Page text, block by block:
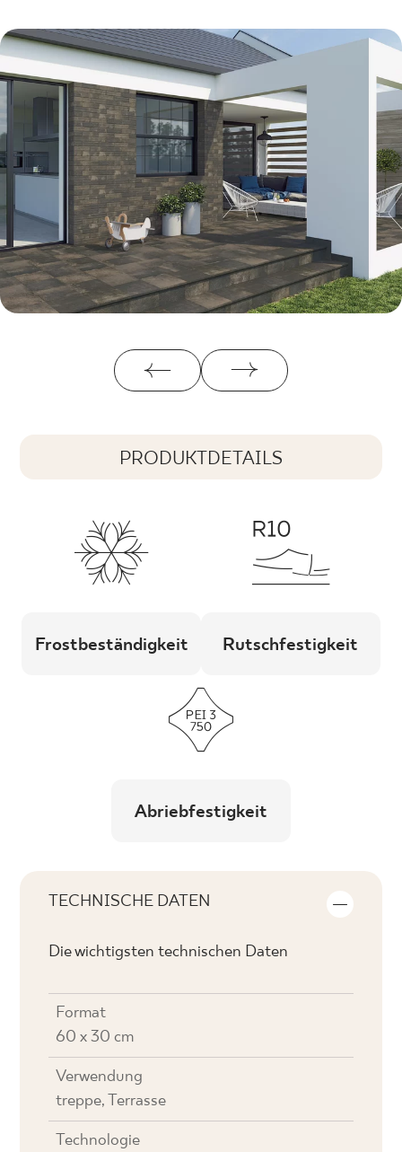
PRODUKTDETAILS
Frostbeständigkeit Rutschfestigkeit
Abriebfestigkeit
TECHNISCHE DATEN
Die wichtigsten technischen Daten
Format
60 x 30 cm
Verwendung
treppe, Terrasse
Technologie